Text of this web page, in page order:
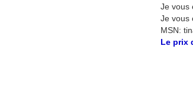
Je vous
Je vous
MSN:
Le prix